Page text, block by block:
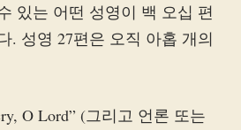
있는 어떤 성영이 백 오십 편
. 성영 27편은 오직 아홉 개의
O Lord” (그리고 언론 또는